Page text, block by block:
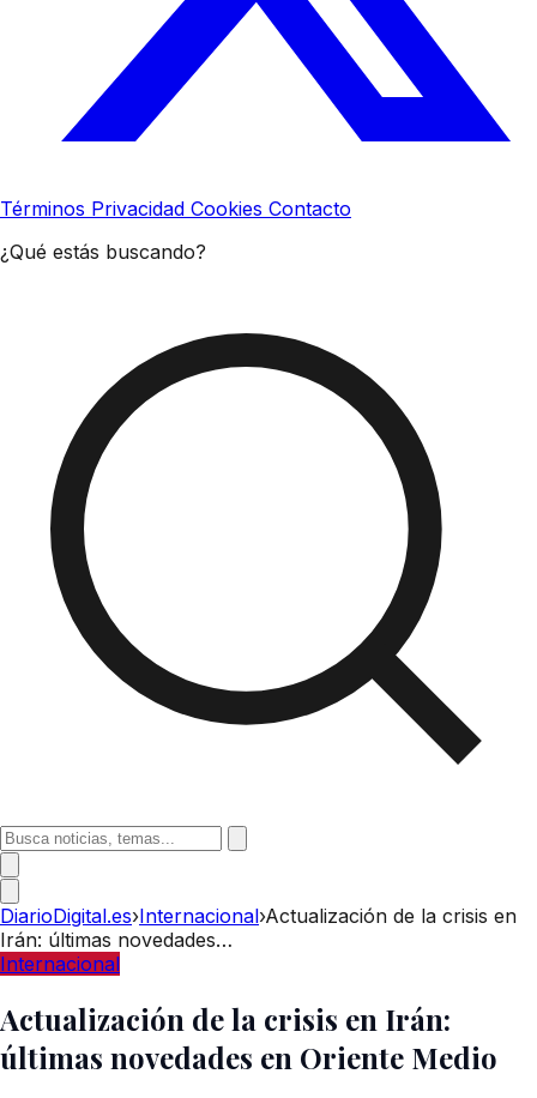
Términos Privacidad Cookies Contacto
¿Qué estás buscando?
DiarioDigital.es›Internacional›Actualización de la crisis en
Irán: últimas novedades…
Internacional
Actualización de la crisis en Irán:
últimas novedades en Oriente Medio